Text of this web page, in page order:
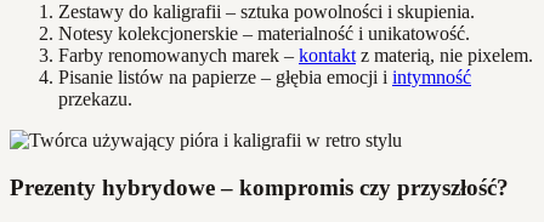
Zestawy do kaligrafii – sztuka powolności i skupienia.
Notesy kolekcjonerskie – materialność i unikatowość.
Farby renomowanych marek – kontaktz materią, nie pixelem.
Pisanie listów na papierze – głębia emocji i intymność
przekazu.
Prezenty hybrydowe – kompromis czy przyszłość?